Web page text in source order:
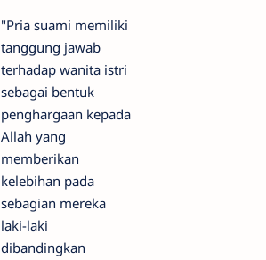
"Pria suami memiliki
tanggung jawab
terhadap wanita istri
sebagai bentuk
penghargaan kepada
Allah yang
memberikan
kelebihan pada
sebagian mereka
laki-laki
dibandingkan